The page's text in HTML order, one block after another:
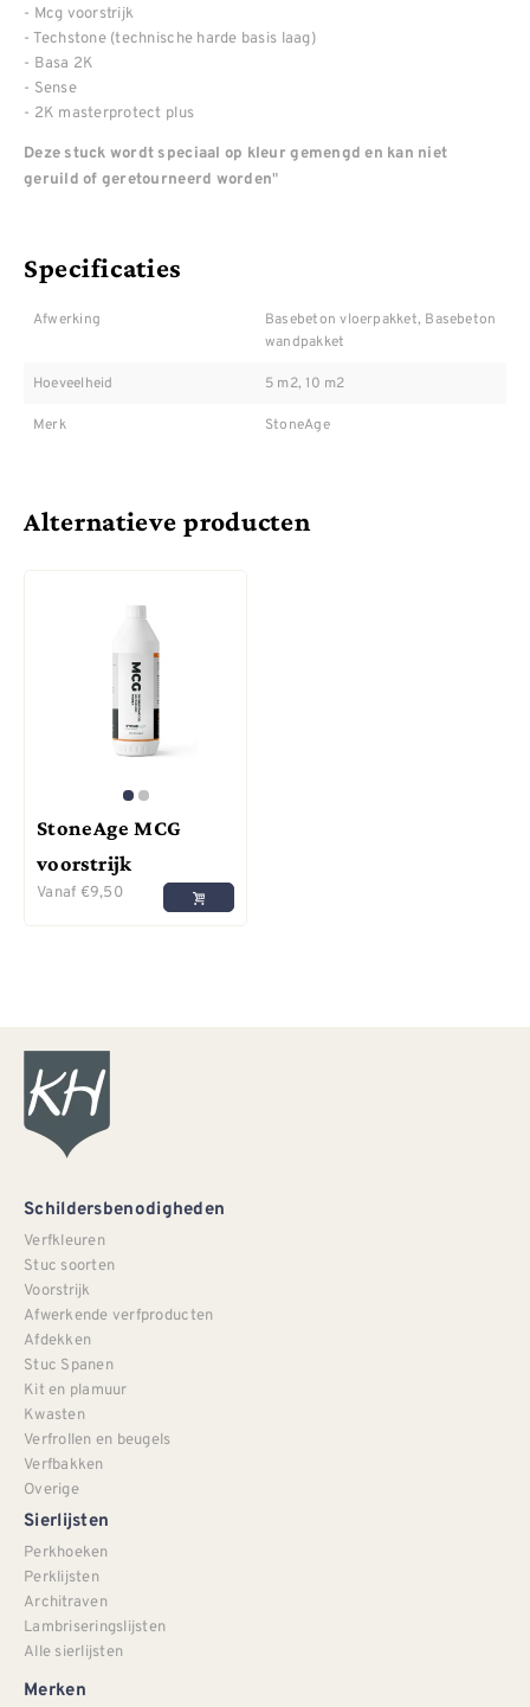
- Mcg voorstrijk
- Techstone (technische harde basis laag)
- Basa 2K
- Sense
- 2K masterprotect plus
Deze stuck wordt speciaal op kleur gemengd en kan niet
geruild of geretourneerd worden"
Specificaties
Afwerking
Basebeton vloerpakket, Basebeton
wandpakket
Hoeveelheid 5 m2, 10 m2
Merk StoneAge
Alternatieve producten
StoneAge MCG
voorstrijk
Vanaf €9,50
Schildersbenodigheden
Verfkleuren
Stuc soorten
Voorstrijk
Afwerkende verfproducten
Afdekken
Stuc Spanen
Kit en plamuur
Kwasten
Verfrollen en beugels
Verfbakken
Overige
Sierlijsten
Perkhoeken
Perklijsten
Architraven
Lambriseringslijsten
Alle sierlijsten
Merken